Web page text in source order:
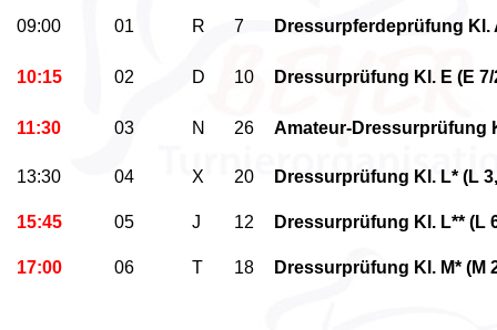
09:00 01 R 7 Dressurpferdeprüfung Kl.
10:15 02 D 10 Dressurprüfung Kl. E (E 7/
11:30 03 N 26 Amateur-Dressurprüfung
13:30 04 X 20 Dressurprüfung Kl. L* (L
15:45 05 J 12 Dressurprüfung Kl. L** (L
17:00 06 T 18 Dressurprüfung Kl. M* (M